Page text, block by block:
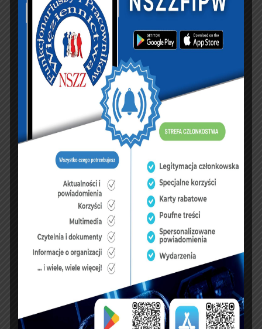
Pismo do Ministra Sprawiedliwości
PREVIOUS ARTICLE
Zarząd Okręgowy
NSZZFiPW w
Białymstoku – V
Mistrzostwa OISW w
Olsztynie w
NEXT ARTICLE
Komunikat po
spotkaniu w
Sprawiedliwości